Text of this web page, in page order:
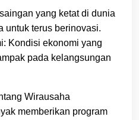
yang ketat di dunia
untuk terus berinovasi.
Kondisi ekonomi yang
pada kelangsungan
Wirausaha
memberikan program